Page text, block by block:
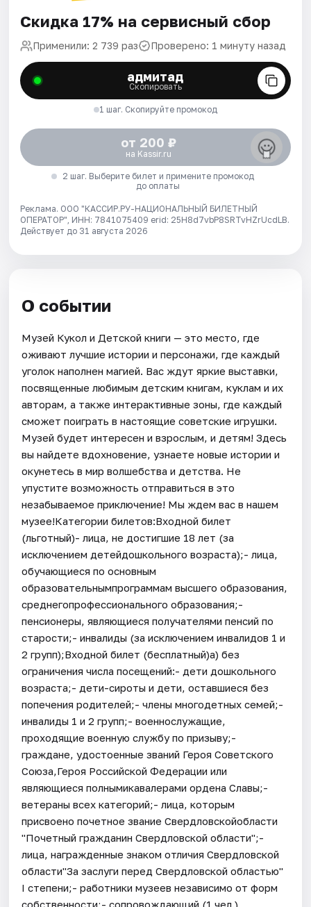
Скидка 17% на сервисный сбор
Применили: 2 739 раз Проверено: 1 минуту назад
адмитад
Скопировать
1 шаг. Скопируйте промокод
от 200 ₽
на Kassir.ru
2 шаг. Выберите билет и примените промокод
до оплаты
Реклама. ООО "КАССИР.РУ-НАЦИОНАЛЬНЫЙ БИЛЕТНЫЙ
ОПЕРАТОР", ИНН: 7841075409 erid: 25H8d7vbP8SRTvHZrUcdLB.
Действует до 31 августа 2026
О событии
Музей Кукол и Детской книги — это место, где
оживают лучшие истории и персонажи, где каждый
уголок наполнен магией. Вас ждут яркие выставки,
посвященные любимым детским книгам, куклам и их
авторам, а также интерактивные зоны, где каждый
сможет поиграть в настоящие советские игрушки.
Музей будет интересен и взрослым, и детям! Здесь
вы найдете вдохновение, узнаете новые истории и
окунетесь в мир волшебства и детства. Не
упустите возможность отправиться в это
незабываемое приключение! Мы ждем вас в нашем
музее!Категории билетов:Входной билет
(льготный)- лица, не достигшие 18 лет (за
исключением детейдошкольного возраста);- лица,
обучающиеся по основным
образовательнымпрограммам высшего образования,
среднегопрофессионального образования;-
пенсионеры, являющиеся получателями пенсий по
старости;- инвалиды (за исключением инвалидов 1 и
2 групп);Входной билет (бесплатный)а) без
ограничения числа посещений:- дети дошкольного
возраста;- дети-сироты и дети, оставшиеся без
попечения родителей;- члены многодетных семей;-
инвалиды 1 и 2 групп;- военнослужащие,
проходящие военную службу по призыву;-
граждане, удостоенные званий Героя Советского
Союза,Героя Российской Федерации или
являющиеся полнымикавалерами ордена Славы;-
ветераны всех категорий;- лица, которым
присвоено почетное звание Свердловскойобласти
"Почетный гражданин Свердловской области";-
лица, награжденные знаком отличия Свердловской
области"За заслуги перед Свердловской областью"
I степени;- работники музеев независимо от форм
собственности;- сопровождающий (1 чел.)